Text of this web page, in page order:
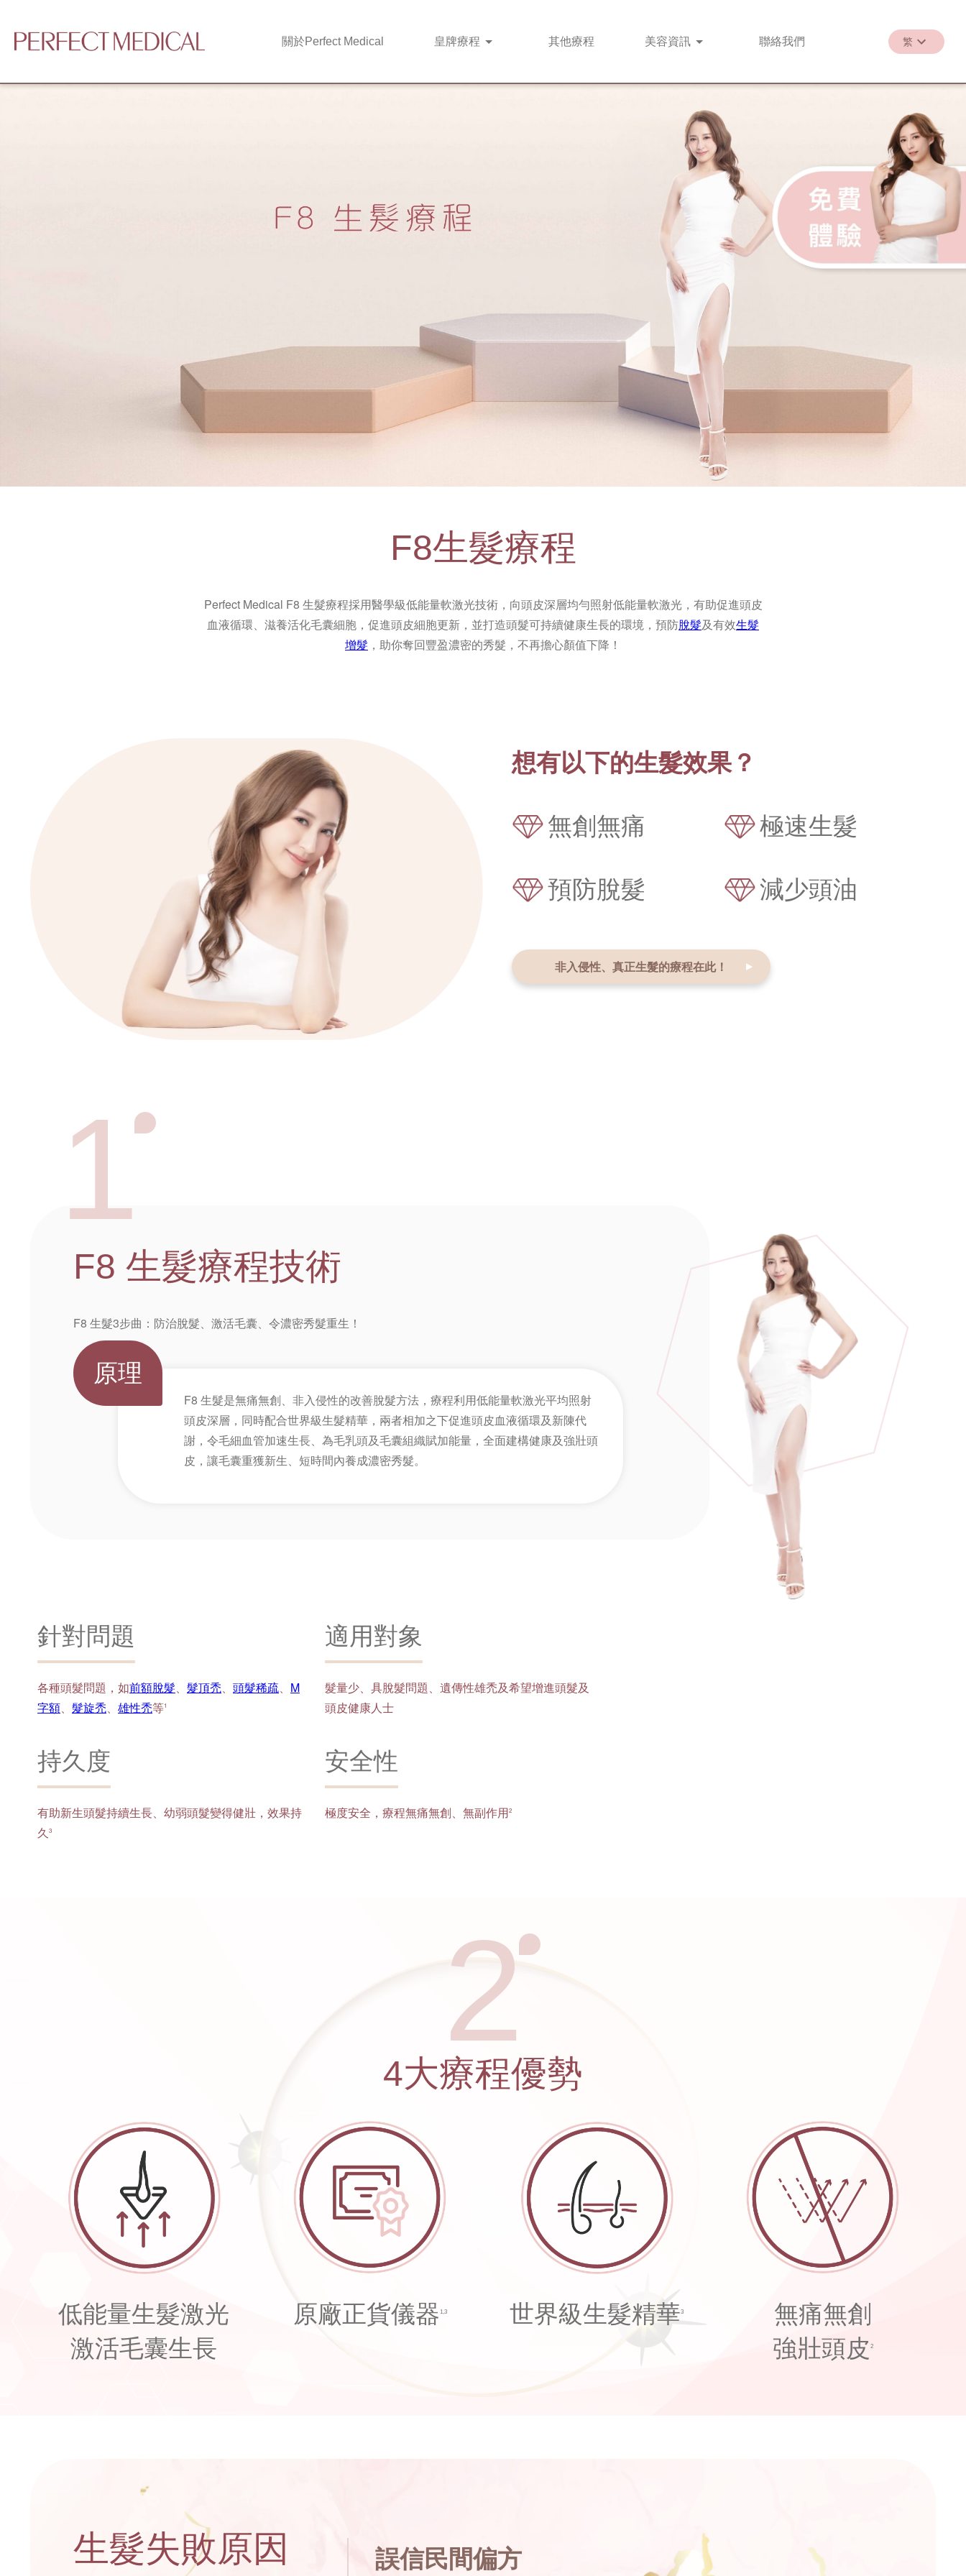
關於Perfect Medical 皇牌療程 其他療程 美容資訊 聯絡我們 繁
F8生髮療程
Perfect Medical F8 生髮療程採用醫學級低能量軟激光技術，向頭皮深層均勻照射低能量軟激光，有助促進頭皮
血液循環、滋養活化毛囊細胞，促進頭皮細胞更新，並打造頭髮可持續健康生長的環境，預防脫髮及有效生髮
增髮 ，助你奪回豐盈濃密的秀髮，不再擔心顏值下降！
想有以下的生髮效果？
無創無痛 極速生髮
預防脫髮 減少頭油
非入侵性、真正生髮的療程在此！
1
F8 生髮療程技術
F8 生髮3步曲：防治脫髮、激活毛囊、令濃密秀髮重生！
原理
F8 生髮是無痛無創、非入侵性的改善脫髮方法，療程利用低能量軟激光平均照射
頭皮深層，同時配合世界級生髮精華，兩者相加之下促進頭皮血液循環及新陳代
謝，令毛細血管加速生長、為毛乳頭及毛囊組織賦加能量，全面建構健康及強壯頭
皮，讓毛囊重獲新生、短時間內養成濃密秀髮。
針對問題
各種頭髮問題，如前額脫髮、 髮頂禿、 頭髮稀疏、 M
字額、 髮旋禿、 雄性禿等1
適用對象
髮量少、具脫髮問題、遺傳性雄禿及希望增進頭髮及
頭皮健康人士
持久度
有助新生頭髮持續生長、幼弱頭髮變得健壯，效果持
久3
安全性
極度安全，療程無痛無創、無副作用2
2
4大療程優勢
低能量生髮激光
激活毛囊生長
原廠正貨儀器 1,3 世界級生髮精華3
無痛無創
強壯頭皮 2
生髮失敗原因 誤信民間偏方